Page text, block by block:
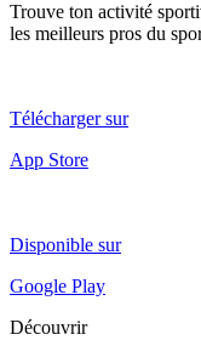
Trouve ton activité
les meilleurs pros du
Télécharger sur
App Store
Disponible sur
Google Play
Découvrir